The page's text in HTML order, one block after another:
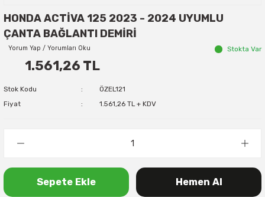
HONDA ACTİVA 125 2023 - 2024 UYUMLU
ÇANTA BAĞLANTI DEMİRİ
Yorum Yap / Yorumları Oku Stokta Var
1.561,26 TL
Stok Kodu
ÖZEL121
Fiyat
1.561,26 TL + KDV
Sepete Ekle Hemen Al